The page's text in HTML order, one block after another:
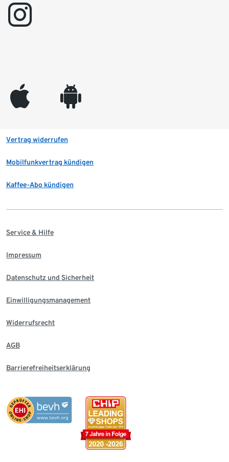
instagram
appleinc android
Vertrag widerrufen
Mobilfunkvertrag kündigen
Kaffee-Abo kündigen
Service & Hilfe
Impressum
Datenschutz und Sicherheit
Einwilligungsmanagement
Widerrufsrecht
AGB
Barrierefreiheitserklärung